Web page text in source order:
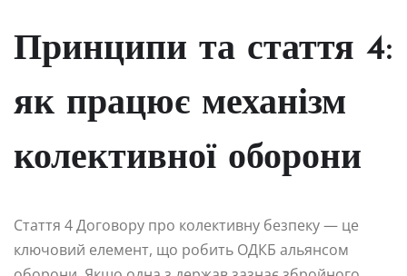
Принципи та стаття 4:
як працює механізм
колективної оборони
Стаття 4 Договору про колективну безпеку — це
ключовий елемент, що робить ОДКБ альянсом